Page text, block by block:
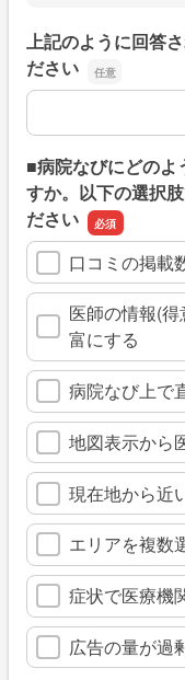
上記のように回答
ださい
上記のように回答
■病院なびにどのよ
すか。以下の選択
ださい
口コミの掲載
医師の情報(
富にする
病院なび上で
地図表示から
現在地から近
エリアを複数
症状で医療機
広告の量が過